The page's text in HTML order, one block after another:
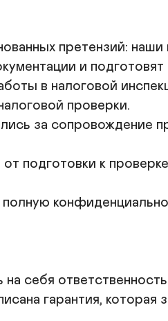
претензий:
и
в налоговой
проверки.
за сопровождение
подготовки к
себя
гарантия,